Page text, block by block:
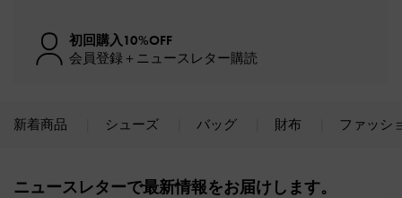
初回購入10%OFF
会員登録＋ニュースレター購読
新着商品 シューズ バッグ 財布 ファッシ
ニュースレターで最新情報をお届けします。​